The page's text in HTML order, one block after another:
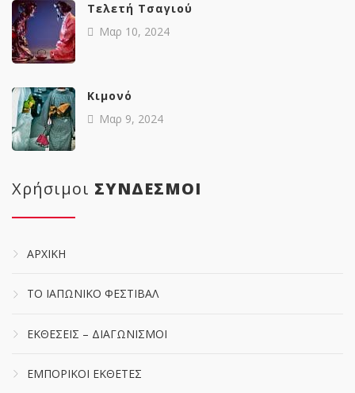
Tελετή Τσαγιού
Μαρ 10, 2024
Κιμονό
Μαρ 9, 2024
Χρήσιμοι ΣΥΝΔΕΣΜΟΙ
ΑΡΧΙΚΗ
ΤΟ ΙΑΠΩΝΙΚΟ ΦΕΣΤΙΒΑΛ
ΕΚΘΕΣΕΙΣ – ΔΙΑΓΩΝΙΣΜΟΙ
ΕΜΠΟΡΙΚΟΙ ΕΚΘΕΤΕΣ